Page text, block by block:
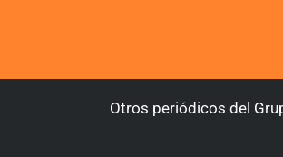
Otros periódicos del